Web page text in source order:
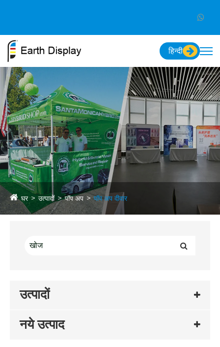
हिन्दी
घर उत्पादों पॉप अप पॉप अप दीवार
उत्पादों
नये उत्पाद